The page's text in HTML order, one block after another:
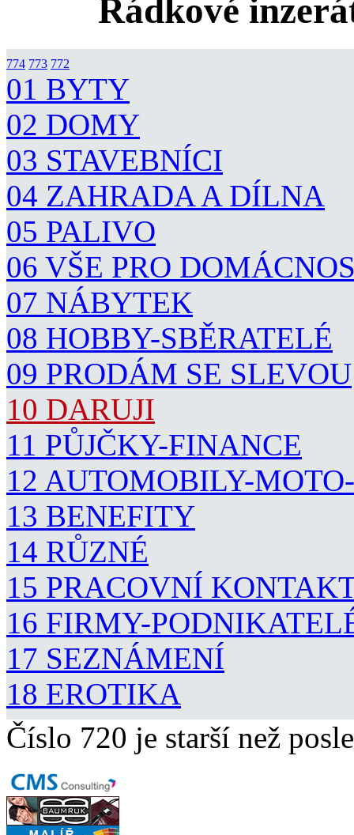
Řádkové
774 773 772
01 BYTY
02 DOMY
03 STAVEBNÍCI
04 ZAHRADA A DÍLNA
05 PALIVO
06 VŠE PRO
07 NÁBYTEK
08 HOBBY-SBĚRATELÉ
09 PRODÁM SE SLEVOU
10 DARUJI
11 PŮJČKY-FINANCE
12 AUTOMOBILY-
13 BENEFITY
14 RŮZNÉ
15 PRACOVNÍ
16 FIRMY-
17 SEZNÁMENÍ
18 EROTIKA
Číslo 720 je starší než